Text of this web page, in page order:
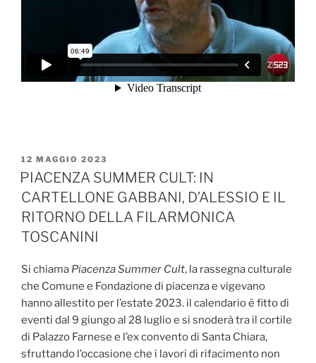
PUBBLICATO
IL
12 MAGGIO 2023
PIACENZA SUMMER CULT: IN
CARTELLONE GABBANI, D’ALESSIO E IL
RITORNO DELLA FILARMONICA
TOSCANINI
Si chiama Piacenza Summer Cult, la rassegna culturale
che Comune e Fondazione di piacenza e vigevano
hanno allestito per l’estate 2023. il calendario è fitto di
eventi dal 9 giungo al 28 luglio e si snoderà tra il cortile
di Palazzo Farnese e l’ex convento di Santa Chiara,
sfruttando l’occasione che i lavori di rifacimento non